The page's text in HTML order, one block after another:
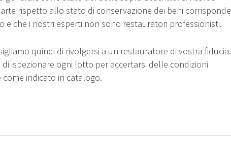
rispetto allo stato di conservazione dei beni corrisponde
e che i nostri esperti non sono restauratori professionisti.
quindi di rivolgersi a un restauratore di vostra fiducia.
ispezionare ogni lotto per accertarsi delle condizioni
indicato in catalogo.